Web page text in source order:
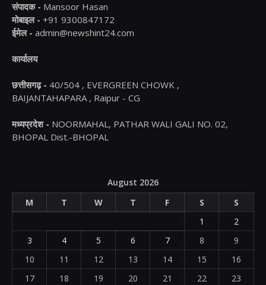
संपादक - Mansoor Hasan
मोबाइल - +91 9300847172
ईमेल - admin@newshint24.com
कार्यालय
छत्तीसगढ़ - 40/504 , EVERGREEN CHOWK ,
BAIJANTAHAPARA , Raipur - CG
मध्यप्रदेश - NOORMAHAL, PATHAR WALI GALI NO. 02,
BHOPAL Dist.-BHOPAL
August 2026
M
T W T F S
S
1
2
3
4 5 6 7 8
9
10
11 12 13 14 15
16
17
18 19 20 21 22
23